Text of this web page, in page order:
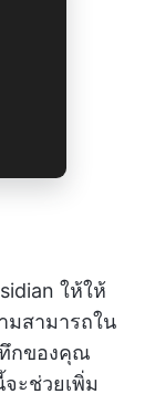
ให้ให้
สามารถใน
กของคุณ
ะช่วยเพิ่ม